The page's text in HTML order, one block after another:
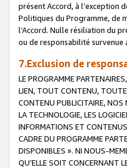
présent Accord, à l’exception
Politiques du Programme, de
l’Accord. Nulle résiliation du
ou de responsabilité survenue
7.Exclusion de
LE PROGRAMME
LIEN, TOUT CONTENU,
CONTENU PUBLICITAIRE, NOS
LA TECHNOLOGIE, LES
INFORMATIONS ET
CADRE DU PROGRAMME
DISPONIBLES ». NI NOUS-
QU’ELLE SOIT CONCERNANT